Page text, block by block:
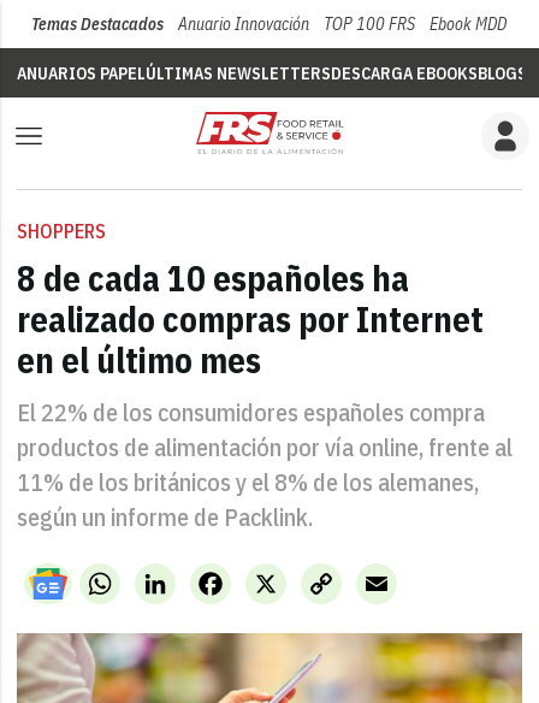
Temas Destacados Anuario Innovación TOP 100 FRS Ebook MDD
ANUARIOS PAPELÚLTIMAS NEWSLETTERSDESCARGA EBOOKSBLOGS
SHOPPERS
8 de cada 10 españoles ha
realizado compras por Internet
en el último mes
El 22% de los consumidores españoles compra
productos de alimentación por vía online, frente al
11% de los británicos y el 8% de los alemanes,
según un informe de Packlink.
WhatsAppLinkedIn X
Facebook
Copy
Link
Email